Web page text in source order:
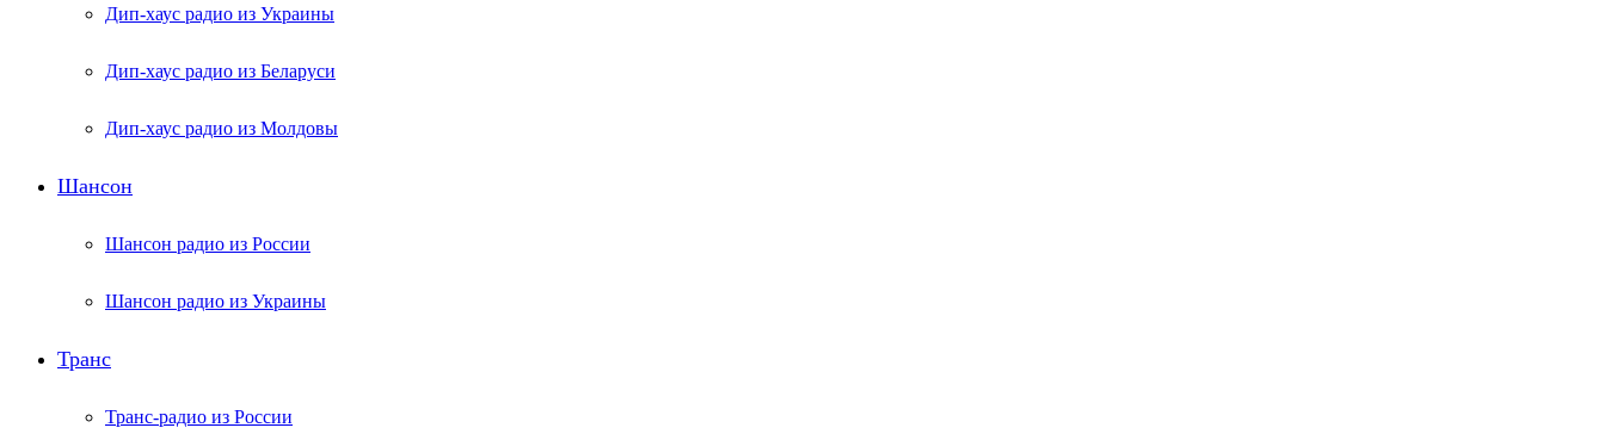
Дип-хаус радио из Украины
Дип-хаус радио из Беларуси
Дип-хаус радио из Молдовы
Шансон
Шансон радио из России
Шансон радио из Украины
Транс
Транс-радио из России